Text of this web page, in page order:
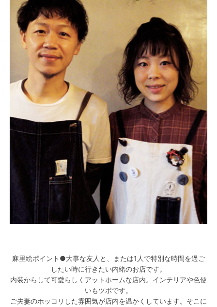
麻里絵ポイント●大事な友人と、または1人で特別な時間を過ご
したい時に行きたい内緒のお店です。
内装からして可愛らしくアットホームな店内。インテリアや色使
いもツボです。
ご夫妻のホッコリした雰囲気が店内を温かくしています。そこに